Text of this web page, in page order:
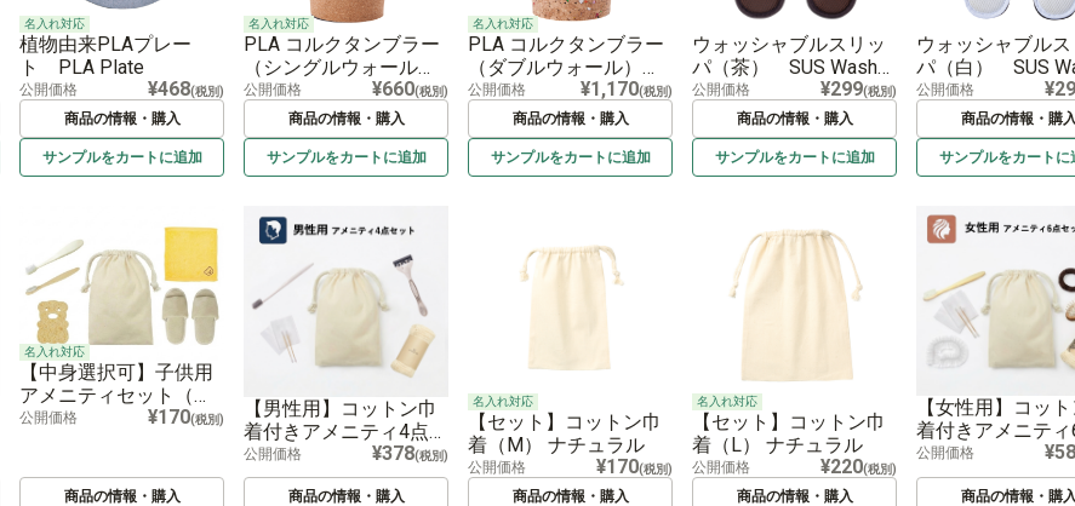
名入れ対応
植物由来PLAプレー
ト PLA Plate
公開価格 ¥468(税別)
商品の情報・購入
サンプルをカートに追加
名入れ対応
PLA コルクタンブラー
（シングルウォール）
PLA Cork Tumbler (Si
公開価格 ¥660(税別)
商品の情報・購入
サンプルをカートに追加
名入れ対応
PLA コルクタンブラー
（ダブルウォール）
PLA Cork Tumbler (Dou
公開価格 ¥1,170(税別)
商品の情報・購入
サンプルをカートに追加
ウォッシャブルスリッ
パ（茶） SUS Washa
ble Mesh Slippers -Bro
公開価格 ¥299(税別)
商品の情報・購入
サンプルをカートに追加
ウォッシャブル
パ（白） SUS
ble Mesh
公開価格
商品の情報・購
サンプルをカートに
名入れ対応
【中身選択可】子供用
アメニティセット（コ
ットン巾着付き）
公開価格 ¥170(税別)
商品の情報・購入
【男性用】コットン巾
着付きアメニティ4点セ
ット
公開価格 ¥378(税別)
商品の情報・購入
名入れ対応
【セット】コットン巾
着（M） ナチュラル
公開価格 ¥170(税別)
商品の情報・購入
名入れ対応
【セット】コットン巾
着（L） ナチュラル
公開価格 ¥220(税別)
商品の情報・購入
【女性用】コッ
着付きアメニテ
ット
公開価格
商品の情報・購